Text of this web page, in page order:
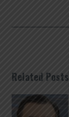
Related Posts